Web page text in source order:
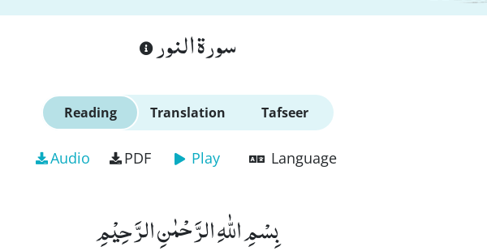
سورة النور
Reading Translation Tafseer
Audio PDF Play Language
بِسْمِ اللّٰهِ الرَّحْمٰنِ الرَّحِیْمِ